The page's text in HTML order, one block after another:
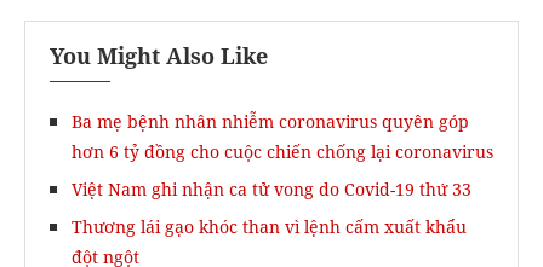
You Might Also Like
Ba mẹ bệnh nhân nhiễm coronavirus quyên góp
hơn 6 tỷ đồng cho cuộc chiến chống lại coronavirus
Việt Nam ghi nhận ca tử vong do Covid-19 thứ 33
Thương lái gạo khóc than vì lệnh cấm xuất khẩu
đột ngột